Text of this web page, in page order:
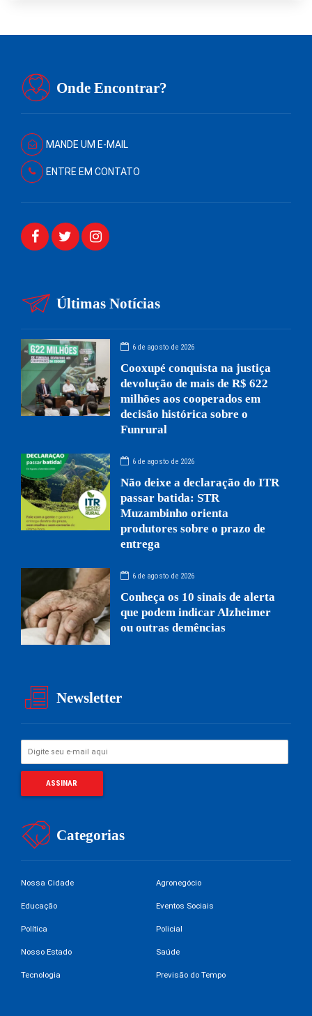
Onde Encontrar?
MANDE UM E-MAIL
ENTRE EM CONTATO
Últimas Notícias
6 de agosto de 2026
Cooxupé conquista na justiça
devolução de mais de R$ 622
milhões aos cooperados em
decisão histórica sobre o
Funrural
6 de agosto de 2026
Não deixe a declaração do ITR
passar batida: STR
Muzambinho orienta
produtores sobre o prazo de
entrega
6 de agosto de 2026
Conheça os 10 sinais de alerta
que podem indicar Alzheimer
ou outras demências
Newsletter
Categorias
Nossa Cidade Agronegócio
Educação Eventos Sociais
Política Policial
Nosso Estado Saúde
Tecnologia Previsão do Tempo